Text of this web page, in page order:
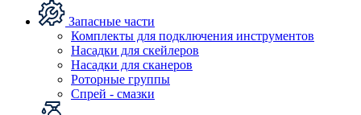
Запасные части
Комплекты для подключения инструментов
Насадки для скейлеров
Насадки для сканеров
Роторные группы
Спрей - смазки